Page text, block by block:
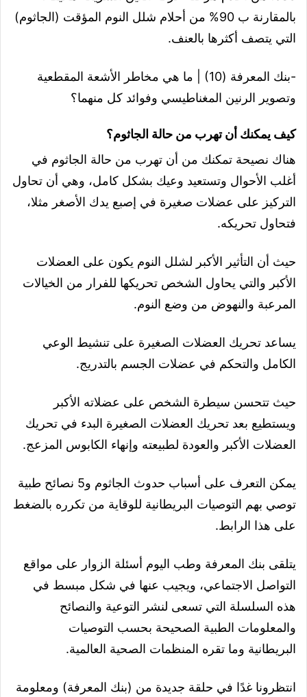
بالمقارنة ب 90% من أحلام شلل النوم المؤقت (الجاثوم)
التي يتصف أكثرها بالعنف.
-بنك المعرفة (10) | ما هي مخاطر الأشعة المقطعية
وتصوير الرنين المغناطيسي وفوائد كل منهما؟
كيف يمكنك أن تهرب من حالة الجاثوم؟
هناك نصيحة تمكنك من أن تهرب من حالة الجاثوم في
أغلب الأحوال وتستعيد وعيك بشكل كامل، وهي أن تحاول
التركيز على عضلات صغيرة في إصبع يدك الأصغر مثلا،
فتحاول تحريكه.
حيث أن التأثير الأكبر لشلل النوم يكون على العضلات
الأكبر والتي يحاول الشخص تحريكها للفرار من الخيالات
المرعبة والنهوض من وضع النوم.
يساعد تحريك العضلات الصغيرة على تنشيط الوعي
الكامل والتحكم في عضلات الجسم بالتدريج.
حيث تتحسن سيطرة الشخص على عضلاته الأكبر
ويستطيع بعد تحريك العضلات الصغيرة البدء في تحريك
العضلات الأكبر والعودة لطبيعته وإنهاء الكابوس المزعج.
يمكن التعرف على أسباب حدوث الجاثوم و5 نصائح طبية
توصي بهم التوصيات البريطانية للوقاية من تكرره بالضغط
على هذا الرابط.
يتلقى بنك المعرفة وطب اليوم أسئلة الزوار على مواقع
التواصل الاجتماعي، ويجيب عنها في شكل مبسط في
هذه السلسلة التي تسعى لنشر التوعية والنصائح
والمعلومات الطبية الصحيحة بحسب التوصيات
البريطانية وما تقره المنظمات الصحية العالمية.
انتظرونا غدًا في حلقة جديدة من (بنك المعرفة) ومعلومة